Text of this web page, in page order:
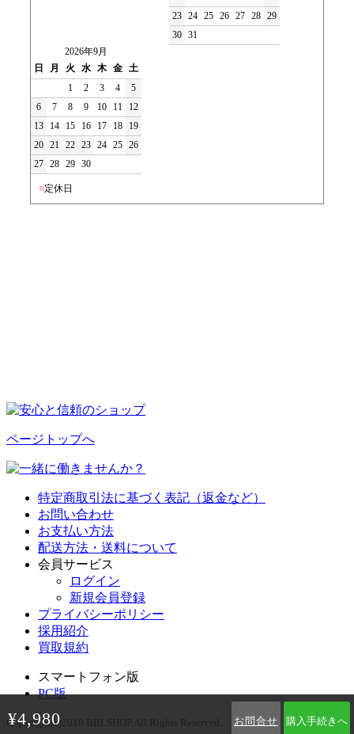
¥4,980 お問合せ 購入手続きへ
23 24 25 26 27 28 29
30 31
2026年9月
日
月 火 水 木 金 土
1
2 3 4
5
6
7 8 9 10 11
12
13
14 15 16 17 18
19
20 21 22 23 24 25 26
27 28 29 30
■定休日
ページトップへ
特定商取引法に基づく表記（返金など）
お問い合わせ
お支払い方法
配送方法・送料について
会員サービス
ログイン
新規会員登録
プライバシーポリシー
採用紹介
買取規約
スマートフォン版
PC版
Copyright(c)2018 BBLSHOP All Rights Reserved.